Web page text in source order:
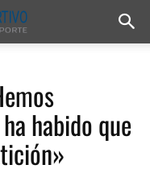
habido que